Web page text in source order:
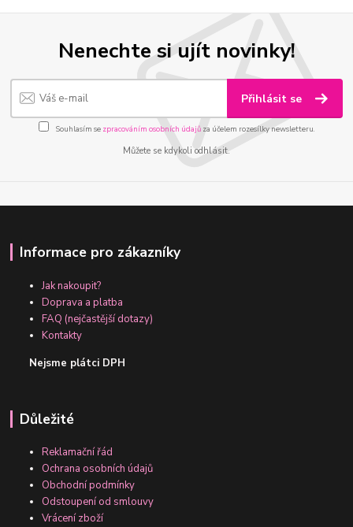
Nenechte si ujít novinky!
Přihlásit se
Souhlasím se zpracováním osobních údajůza účelem rozesílky newsletteru.
Můžete se kdykoli odhlásit.
Informace pro zákazníky
Jak nakoupit?
Doprava a platba
FAQ (nejčastější dotazy)
Kontakty
Nejsme plátci DPH
Důležité
Reklamační řád
Ochrana osobních údajů
Obchodní podmínky
Odstoupení od smlouvy
Vrácení zboží